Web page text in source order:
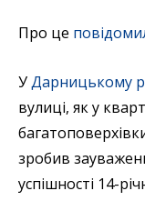
Про це
УДарницькому
вулиці, як у
зробив
успішності 14-